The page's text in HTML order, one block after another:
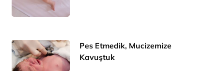
Pes Etmedik, Mucizemize
Kavuştuk